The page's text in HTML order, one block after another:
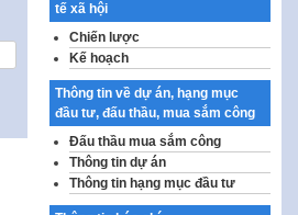
Quy định về nghiên cứu, ứng
dụng khoa học, công nghệ, đổi
mới sáng tạo và chuyển…
Quy định chi tiết và hướng dẫn
thi hành một số điều của Luật Lý
lịch tư…
Sửa đổi, bổ sung một số nội
dung tại Nghị quyết số 30/NQ-
CP ngày 24 tháng 02…
tế xã hội
Chiến lược
Kế hoạch
Thông tin về dự án, hạng mục
đầu tư, đấu thầu, mua sắm công
Đấu thầu mua sắm công
Thông tin dự án
Thông tin hạng mục đầu tư